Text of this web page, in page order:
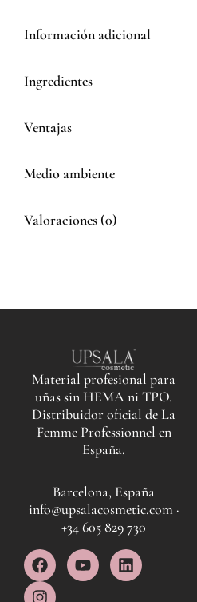
Información adicional
Ingredientes
Ventajas
Medio ambiente
Valoraciones (0)
Material profesional para
uñas sin HEMA ni TPO.
Distribuidor oficial de La
Femme Professionnel en
España.
Barcelona, España
info@upsalacosmetic.com ·
+34 605 829 730
F
a
c
Y
o
L
i
I
n
s